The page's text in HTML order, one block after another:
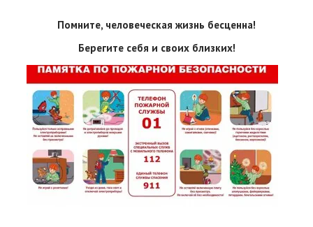
Помните, человеческая жизнь бесценна!
Берегите себя и своих близких!